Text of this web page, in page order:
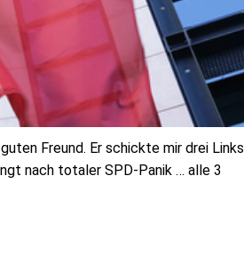
Freund. Er schickte mir drei Links
nach totaler SPD-Panik … alle 3